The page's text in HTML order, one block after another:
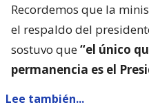
Recordemos que la
el respaldo del
sostuvo que“el único
permanencia es el
Lee también...